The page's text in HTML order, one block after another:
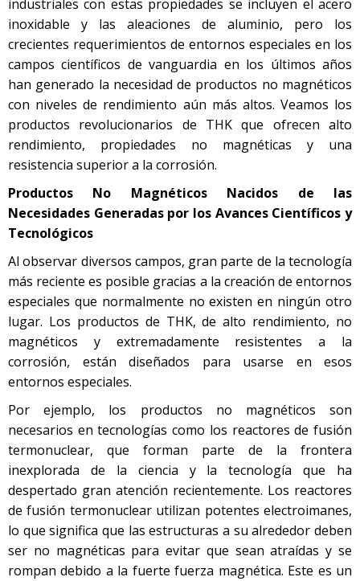
industriales con estas propiedades se incluyen el acero
inoxidable y las aleaciones de aluminio, pero los
crecientes requerimientos de entornos especiales en los
campos científicos de vanguardia en los últimos años
han generado la necesidad de productos no magnéticos
con niveles de rendimiento aún más altos. Veamos los
productos revolucionarios de THK que ofrecen alto
rendimiento, propiedades no magnéticas y una
resistencia superior a la corrosión.
Productos No Magnéticos Nacidos de las
Necesidades Generadas por los Avances Científicos y
Tecnológicos
Al observar diversos campos, gran parte de la tecnología
más reciente es posible gracias a la creación de entornos
especiales que normalmente no existen en ningún otro
lugar. Los productos de THK, de alto rendimiento, no
magnéticos y extremadamente resistentes a la
corrosión, están diseñados para usarse en esos
entornos especiales.
Por ejemplo, los productos no magnéticos son
necesarios en tecnologías como los reactores de fusión
termonuclear, que forman parte de la frontera
inexplorada de la ciencia y la tecnología que ha
despertado gran atención recientemente. Los reactores
de fusión termonuclear utilizan potentes electroimanes,
lo que significa que las estructuras a su alrededor deben
ser no magnéticas para evitar que sean atraídas y se
rompan debido a la fuerte fuerza magnética. Este es un